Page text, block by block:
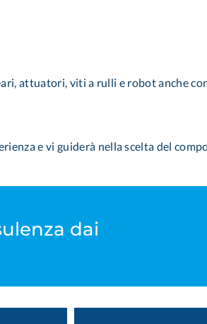
attuatori, viti a rulli e robot anche
e vi guiderà nella scelta del
dai